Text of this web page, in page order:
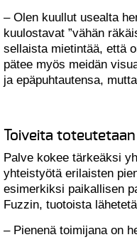
– Olen kuullut usealta
kuulostavat ”vähän
sellaista mietintää, että
pätee myös meidän
ja epäpuhtautensa,
Toiveita
Palve kokee tärkeäksi
yhteistyötä erilaisten
esimerkiksi paikallisen
Fuzzin, tuotoista
– Pienenä toimijana on